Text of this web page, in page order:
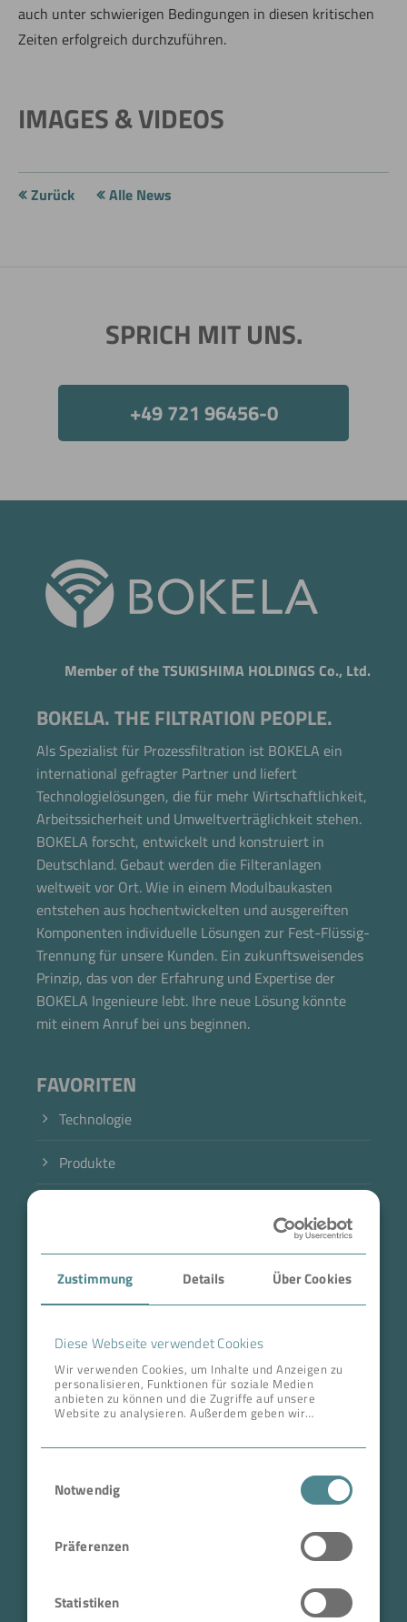
Zustimmung Details Über Cookies
Diese Webseite verwendet Cookies
Wir verwenden Cookies, um Inhalte und Anzeigen zu
personalisieren, Funktionen für soziale Medien
anbieten zu können und die Zugriffe auf unsere
Website zu analysieren. Außerdem geben wir
zusammen, die Sie ihnen bereitgestellt haben oder
die sie im Rahmen Ihrer Nutzung der Dienste
Notwendig
Präferenzen
Statistiken
auch unter schwierigen Bedingungen in diesen kritischen
Zeiten erfolgreich durchzuführen.
IMAGES & VIDEOS
Zurück Alle News
SPRICH MIT UNS.
+49 721 96456-0
Member of the TSUKISHIMA HOLDINGS Co., Ltd.
BOKELA. THE FILTRATION PEOPLE.
Als Spezialist für Prozessfiltration ist BOKELA ein
international gefragter Partner und liefert
Technologielösungen, die für mehr Wirtschaftlichkeit,
Arbeitssicherheit und Umweltverträglichkeit stehen.
BOKELA forscht, entwickelt und konstruiert in
Deutschland. Gebaut werden die Filteranlagen
weltweit vor Ort. Wie in einem Modulbaukasten
entstehen aus hochentwickelten und ausgereiften
Komponenten individuelle Lösungen zur Fest-Flüssig-
Trennung für unsere Kunden. Ein zukunftsweisendes
Prinzip, das von der Erfahrung und Expertise der
BOKELA Ingenieure lebt. Ihre neue Lösung könnte
mit einem Anruf bei uns beginnen.
FAVORITEN
Technologie
Produkte
Case Studies
Über BOKELA
Karriere
ANSCHRIFT ZENTRALE
Tullastr. 64 | 76131 Karlsruhe
Telefon +49 721 96456-0
Geschäftsführer:
Jetzt direkt die gemerkte Auswahl anfragen.